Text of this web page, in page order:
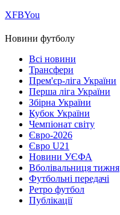
ХFBYou
Новини футболу
Всі новини
Трансфери
Прем'єр-ліга України
Перша ліга України
Збірна України
Кубок України
Чемпіонат світу
Євро-2026
Євро U21
Новини УЄФА
Вболівальниця тижня
Футбольні передачі
Ретро футбол
Публікації